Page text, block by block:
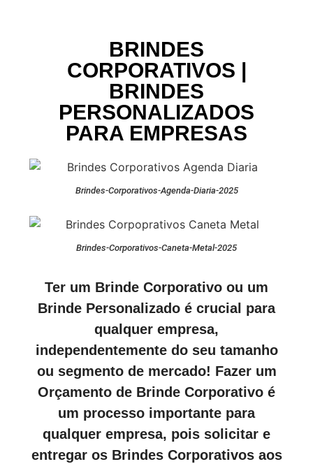
BRINDES
CORPORATIVOS |
BRINDES
PERSONALIZADOS
PARA EMPRESAS
Brindes-Corporativos-Agenda-Diaria-2025
Brindes-Corporativos-Caneta-Metal-2025
Ter um Brinde Corporativo ou um
Brinde Personalizado é crucial para
qualquer empresa,
independentemente do seu tamanho
ou segmento de mercado! Fazer um
Orçamento de Brinde Corporativo é
um processo importante para
qualquer empresa, pois solicitar e
entregar os Brindes Corporativos aos